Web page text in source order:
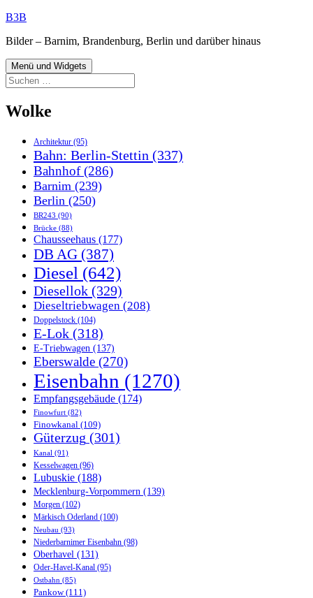
Zum
springen
B3B
Bilder – Barnim, Brandenburg, Berlin und darüber hinaus
Menü und Widgets
Suchen
nach:
Wolke
Architektur (95)
Bahn: Berlin-Stettin (337)
Bahnhof(286)
Barnim (239)
Berlin (250)
BR243 (90)
Brücke (88)
Chausseehaus (177)
DB AG (387)
Diesel (642)
Diesellok (329)
Dieseltriebwagen (208)
Doppelstock (104)
E-Lok (318)
E-Triebwagen (137)
Eberswalde (270)
Eisenbahn (1270)
Empfangsgebäude (174)
Finowfurt (82)
Finowkanal (109)
Güterzug (301)
Kanal (91)
Kesselwagen (96)
Lubuskie (188)
Mecklenburg-Vorpommern (139)
Morgen (102)
Märkisch Oderland (100)
Neubau (93)
Niederbarnimer Eisenbahn (98)
Oberhavel (131)
Oder-Havel-Kanal (95)
Ostbahn (85)
Pankow(111)